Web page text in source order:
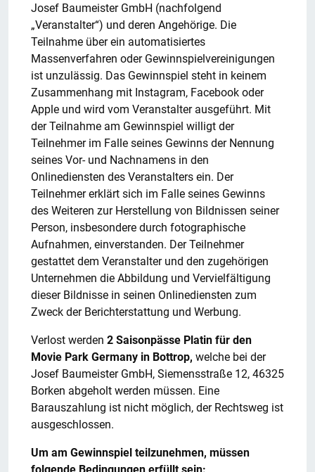
Josef Baumeister GmbH (nachfolgend
„Veranstalter“) und deren Angehörige. Die
Teilnahme über ein automatisiertes
Massenverfahren oder Gewinnspielvereinigungen
ist unzulässig. Das Gewinnspiel steht in keinem
Zusammenhang mit Instagram, Facebook oder
Apple und wird vom Veranstalter ausgeführt. Mit
der Teilnahme am Gewinnspiel willigt der
Teilnehmer im Falle seines Gewinns der Nennung
seines Vor- und Nachnamens in den
Onlinediensten des Veranstalters ein. Der
Teilnehmer erklärt sich im Falle seines Gewinns
des Weiteren zur Herstellung von Bildnissen seiner
Person, insbesondere durch fotographische
Aufnahmen, einverstanden. Der Teilnehmer
gestattet dem Veranstalter und den zugehörigen
Unternehmen die Abbildung und Vervielfältigung
dieser Bildnisse in seinen Onlinediensten zum
Zweck der Berichterstattung und Werbung.
Verlost werden 2 Saisonpässe Platin für den
Movie Park Germany in Bottrop, welche bei der
Josef Baumeister GmbH, Siemensstraße 12, 46325
Borken abgeholt werden müssen. Eine
Barauszahlung ist nicht möglich, der Rechtsweg ist
ausgeschlossen.
Um am Gewinnspiel teilzunehmen, müssen